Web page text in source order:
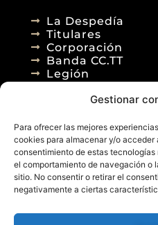
Gestionar
Para ofrecer las mejores
cookies para almacenar y/o acceder
consentimiento de estas
el comportamiento de navegación o
sitio. No consentir o retirar el
negativamente a ciertas
La Despedía
Titulares
Corporación
Banda CC.TT
Legión
Agenda
Blog
Contacto